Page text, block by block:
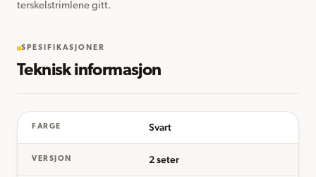
terskelstrimlene gitt.
SPESIFIKASJONER
Teknisk informasjon
FARGE Svart
VERSJON 2 seter